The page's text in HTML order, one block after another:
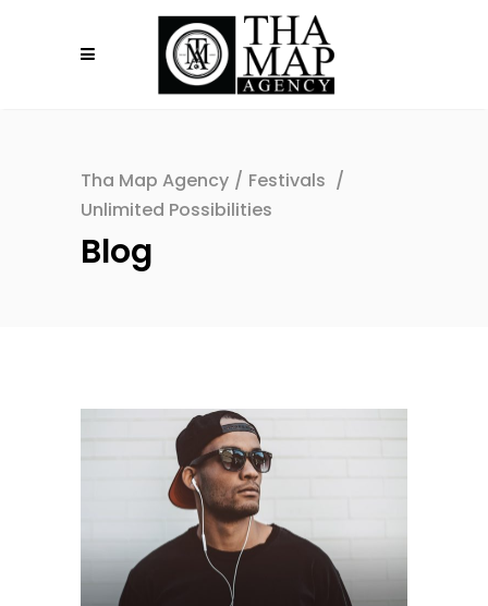
Tha Map Agency / Festivals /
Unlimited Possibilities
Blog